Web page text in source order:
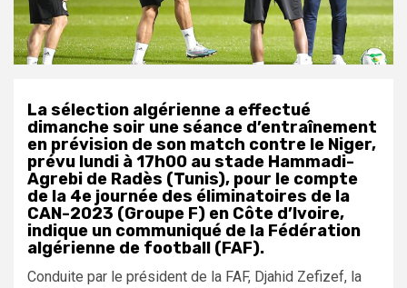
La sélection algérienne a effectué
dimanche soir une séance d’entraînement
en prévision de son match contre le Niger,
prévu lundi à 17h00 au stade Hammadi-
Agrebi de Radès (Tunis), pour le compte
de la 4e journée des éliminatoires de la
CAN-2023 (Groupe F) en Côte d’Ivoire,
indique un communiqué de la Fédération
algérienne de football (FAF).
Conduite par le président de la FAF, Djahid Zefizef, la